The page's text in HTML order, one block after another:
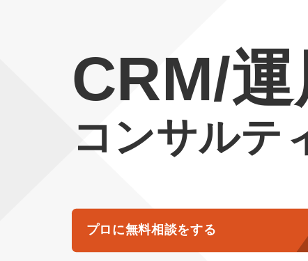
CRM/
コンサルテ
プロに無料相談をする